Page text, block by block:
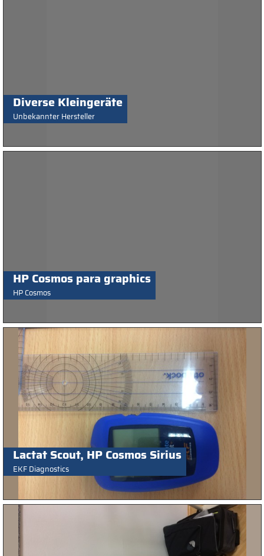
Diverse Kleingeräte
Unbekannter Hersteller
HP Cosmos para graphics
HP Cosmos
Lactat Scout, HP Cosmos Sirius
EKF Diagnostics